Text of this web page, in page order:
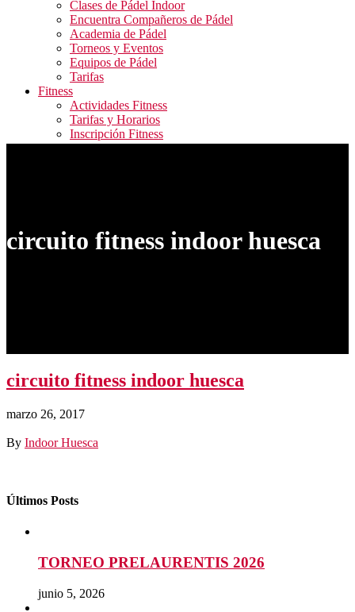
Clases de Pádel Indoor
Encuentra Compañeros de Pádel
Academia de Pádel
Torneos y Eventos
Equipos de Pádel
Tarifas
Fitness
Actividades Fitness
Tarifas y Horarios
Inscripción Fitness
Blog
circuito fitness indoor huesca
circuito fitness indoor huesca
marzo 26, 2017
By Indoor Huesca
Últimos Posts
TORNEO PRELAURENTIS 2026
junio 5, 2026